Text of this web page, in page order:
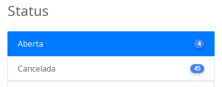
Status
Aberta 4
Cancelada 45